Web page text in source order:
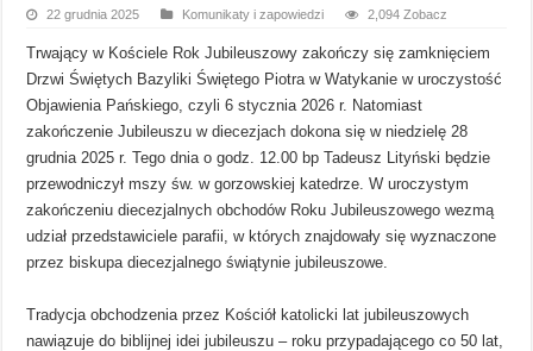
22 grudnia 2025 Komunikaty i zapowiedzi 2,094 Zobacz
Trwający w Kościele Rok Jubileuszowy zakończy się zamknięciem
Drzwi Świętych Bazyliki Świętego Piotra w Watykanie w uroczystość
Objawienia Pańskiego, czyli 6 stycznia 2026 r. Natomiast
zakończenie Jubileuszu w diecezjach dokona się w niedzielę 28
grudnia 2025 r. Tego dnia o godz. 12.00 bp Tadeusz Lityński będzie
przewodniczył mszy św. w gorzowskiej katedrze. W uroczystym
zakończeniu diecezjalnych obchodów Roku Jubileuszowego wezmą
udział przedstawiciele parafii, w których znajdowały się wyznaczone
przez biskupa diecezjalnego świątynie jubileuszowe.
Tradycja obchodzenia przez Kościół katolicki lat jubileuszowych
nawiązuje do biblijnej idei jubileuszu – roku przypadającego co 50 lat,